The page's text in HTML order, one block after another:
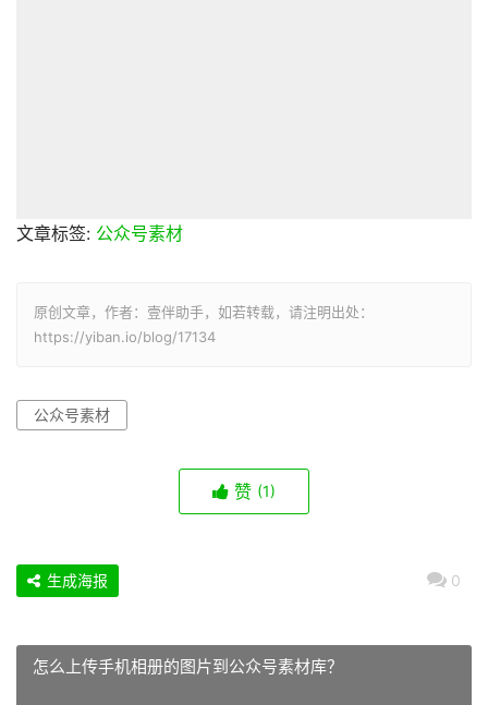
文章标签: 公众号素材
原创文章，作者：壹伴助手，如若转载，请注明出处：
https://yiban.io/blog/17134
公众号素材
赞 (1)
0
生成海报
怎么上传手机相册的图片到公众号素材库？